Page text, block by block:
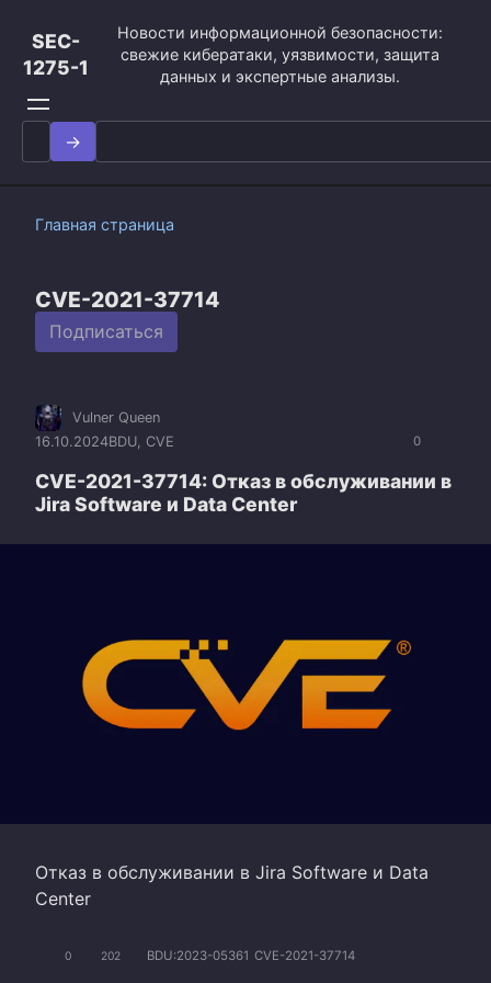
контенту
SEC-
1275-1
Новости информационной безопасности:
свежие кибератаки, уязвимости, защита
данных и экспертные анализы.
Search
for:
Главная страница
CVE-2021-37714
Подписаться
0
Vulner Queen
16.10.2024BDU, CVE
CVE-2021-37714: Отказ в обслуживании в
Jira Software и Data Center
Отказ в обслуживании в Jira Software и Data
Center
0 202 BDU:2023-05361 CVE-2021-37714